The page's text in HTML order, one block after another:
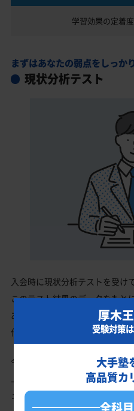
学習効果の定着
まずはあなたの弱点をしっか
現状分析テスト
入会時に現状分析テストを受け
このテスト結果のデータをもと
あなたに英語・数学・国語・理
作成します。
今の成績・偏差値から厚木王子
上を取る、余裕を持って合格点
ュールを明確にします。
厚木
受験対策
大手塾
高品質カ
全科